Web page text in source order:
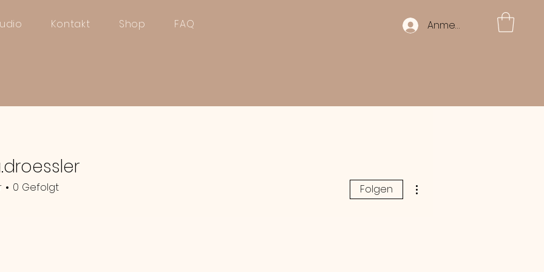
Anmelden
Kontakt Shop FAQ
0 Gefolgt Folgen